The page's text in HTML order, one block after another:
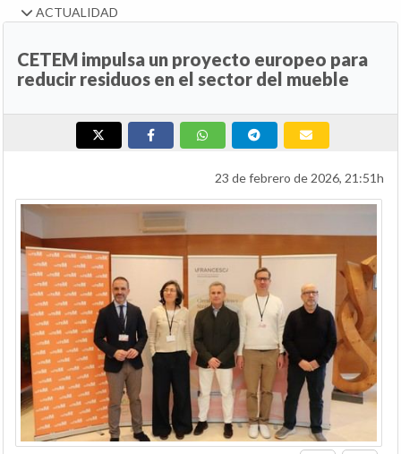
ACTUALIDAD
CETEM impulsa un proyecto europeo para
reducir residuos en el sector del mueble
23 de febrero de 2026, 21:51h